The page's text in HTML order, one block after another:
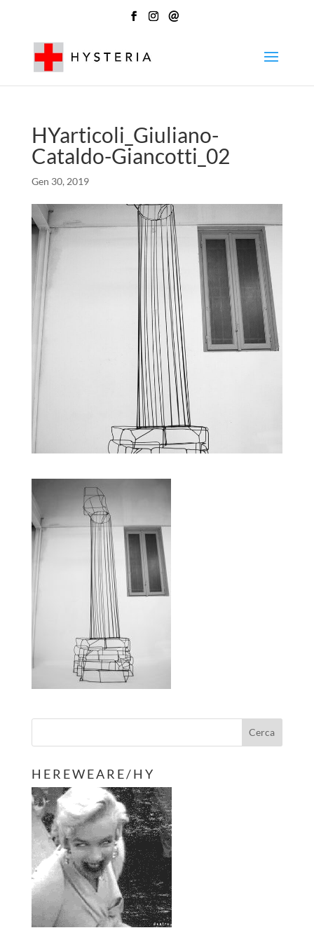
@
HYarticoli_Giuliano-
Cataldo-Giancotti_02
Gen 30, 2019
H E R E W E A R E / H Y